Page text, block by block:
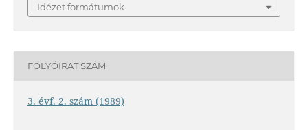
Idézet formátumok
FOLYÓIRAT SZÁM
3. évf. 2. szám (1989)